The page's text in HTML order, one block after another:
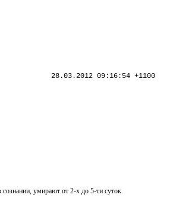
28.03.2012 09:16:54 +1100
умирают от 2-х до 5-ти суток